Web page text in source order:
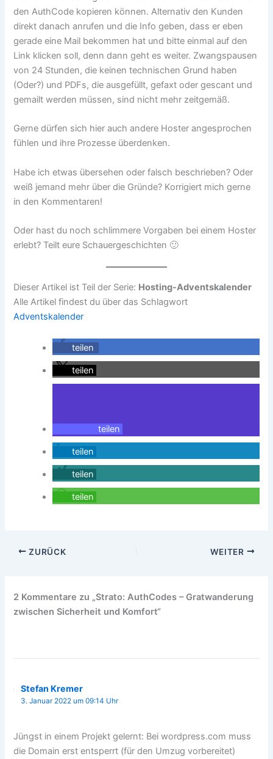
den AuthCode kopieren können. Alternativ den Kunden
direkt danach anrufen und die Info geben, dass er eben
gerade eine Mail bekommen hat und bitte einmal auf den
Link klicken soll, denn dann geht es weiter. Zwangspausen
von 24 Stunden, die keinen technischen Grund haben
(Oder?) und PDFs, die ausgefüllt, gefaxt oder gescant und
gemailt werden müssen, sind nicht mehr zeitgemäß.
Gerne dürfen sich hier auch andere Hoster angesprochen
fühlen und ihre Prozesse überdenken.
Habe ich etwas übersehen oder falsch beschrieben? Oder
weiß jemand mehr über die Gründe? Korrigiert mich gerne
in den Kommentaren!
Oder hast du noch schlimmere Vorgaben bei einem Hoster
erlebt? Teilt eure Schauergeschichten 🙂
Dieser Artikel ist Teil der Serie: Hosting-Adventskalender
Alle Artikel findest du über das Schlagwort
Adventskalender
teilen
teilen
teilen
teilen
teilen
teilen
ZURÜCK WEITER
2 Kommentare zu „Strato: AuthCodes – Gratwanderung
zwischen Sicherheit und Komfort“
Stefan Kremer
3. Januar 2022 um 09:14 Uhr
Jüngst in einem Projekt gelernt: Bei wordpress.com muss
die Domain erst entsperrt (für den Umzug vorbereitet)